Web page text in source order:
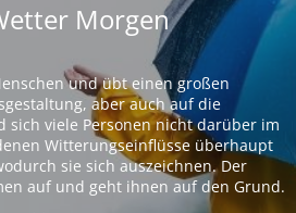
Morgen
und übt einen großen
aber auch auf die
sich viele Personen nicht darüber im
Witterungseinflüsse überhaupt
sie sich auszeichnen. Der
auf und geht ihnen auf den Grund.